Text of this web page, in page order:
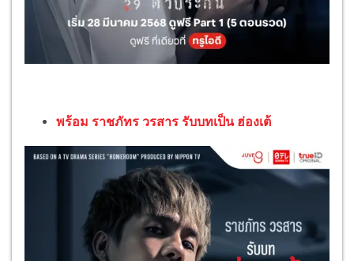
พร้อม ราชภัทร วรสาร รับบทเป็น ฮ่องเต้